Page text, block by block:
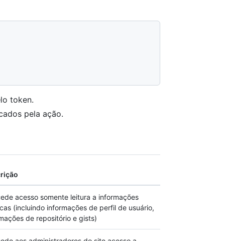
token.
pela ação.
acesso somente leitura a informações
(incluindo informações de perfil de usuário,
de repositório e gists)